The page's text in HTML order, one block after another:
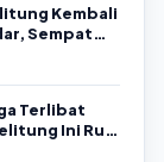
Kembali
Sempat
Terlibat
Ini Rugi